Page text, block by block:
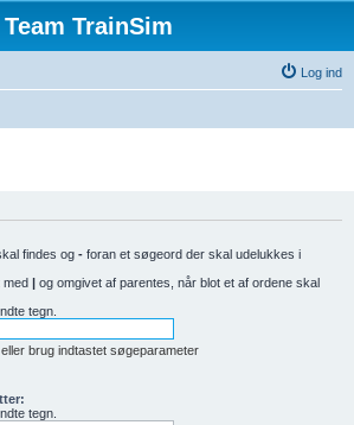
Team TrainSim
Log ind
findes og - foran et søgeord der skal udelukkes i
med | og omgivet af parentes, når blot et af ordene skal
tegn.
brug indtastet søgeparameter
tegn.